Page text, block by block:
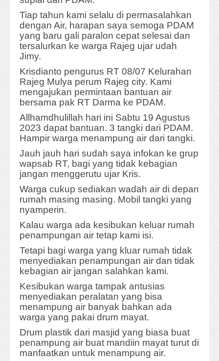
Tiap tahun kami selalu di permasalahkan
dengan Air, harapan saya semoga PDAM
yang baru gali paralon cepat selesai dan
tersalurkan ke warga Rajeg ujar udah
Jimy.
Krisdianto pengurus RT 08/07 Kelurahan
Rajeg Mulya perum Rajeg city. Kami
mengajukan permintaan bantuan air
bersama pak RT Darma ke PDAM.
Allhamdhulillah hari ini Sabtu 19 Agustus
2023 dapat bantuan. 3 tangki dari PDAM.
Hampir warga menampung air dari tangki.
Jauh jauh hari sudah saya infokan ke grup
wapsab RT, bagi yang tidak kebagian
jangan menggerutu ujar Kris.
Warga cukup sediakan wadah air di depan
rumah masing masing. Mobil tangki yang
nyamperin.
Kalau warga ada kesibukan keluar rumah
penampungan air tetap kami isi.
Tetapi bagi warga yang kluar rumah tidak
menyediakan penampungan air dan tidak
kebagian air jangan salahkan kami.
Kesibukan warga tampak antusias
menyediakan peralatan yang bisa
menampung air banyak bahkan ada
warga yang pakai drum mayat.
Drum plastik dari masjid yang biasa buat
penampung air buat mandiin mayat turut di
manfaatkan untuk menampung air.